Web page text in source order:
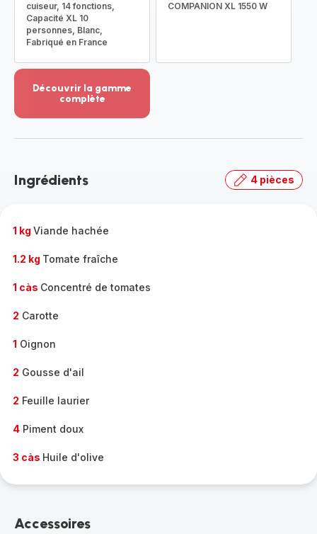
cuiseur, 14 fonctions,
Capacité XL 10
personnes, Blanc,
Fabriqué en France
COMPANION XL 1550 W
Découvrir la gamme
complète
-
gamme
Ingrédients 4 pièces
1 kg Viande hachée
1.2 kg Tomate fraîche
1 càs Concentré de tomates
2 Carotte
1 Oignon
2 Gousse d'ail
2 Feuille laurier
4 Piment doux
3 càs Huile d'olive
Accessoires